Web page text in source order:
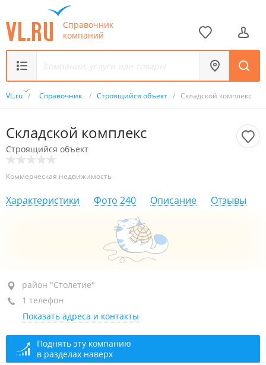
Справочник
компаний
VL.ru / Справочник / Строящийся объект / Складской комплекс
Складской комплекс
Строящийся объект
Коммерческая недвижимость
Характеристики Фото 240 Описание Отзывы
район "Столетие", ул. Вострецова, 45
район "Столетие"
1 телефон
Показать адреса и контакты
Поднять эту компанию
в разделах наверх